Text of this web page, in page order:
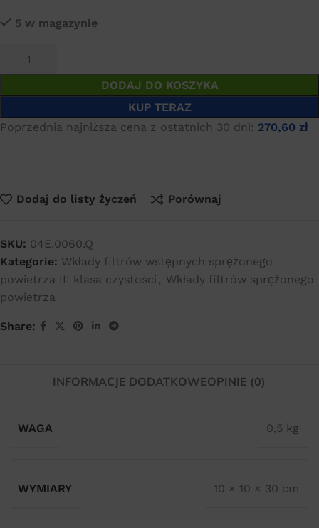
5 w magazynie
DODAJ DO KOSZYKA
KUP TERAZ
Poprzednia najniższa cena z ostatnich 30 dni: 270,60 zł
Dodaj do listy życzeń Porównaj
SKU: 04E.0060.Q
Kategorie: Wkłady filtrów wstępnych sprężonego
powietrza III klasa czystości , Wkłady filtrów sprężonego
powietrza
Share:
INFORMACJE DODATKOWEOPINIE (0)
WAGA 0,5 kg
WYMIARY 10 × 10 × 30 cm